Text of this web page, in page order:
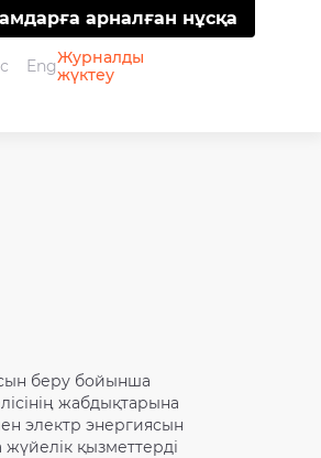
Eng
арналған нұсқа
Журналды
жүктеу
беру бойынша
жабдықтарына
электр энергиясын
қызметтерді